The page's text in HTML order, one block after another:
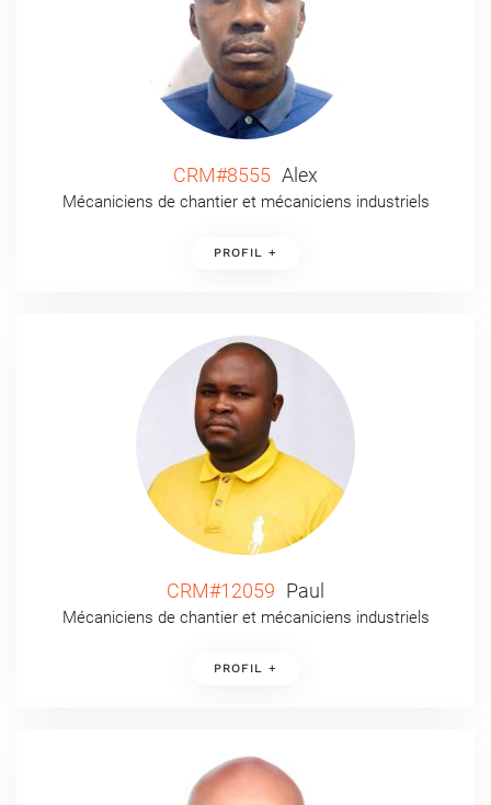
CRM#8555 Alex
Mécaniciens de chantier et mécaniciens industriels
PROFIL +
CRM#12059 Paul
Mécaniciens de chantier et mécaniciens industriels
PROFIL +